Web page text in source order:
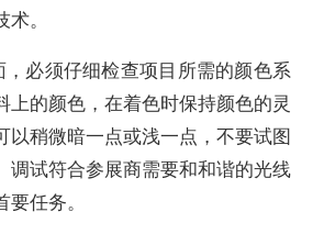
。
必须仔细检查项目所需的颜色系
上的颜色，在着色时保持颜色的灵
以稍微暗一点或浅一点，不要试图
调试符合参展商需要和和谐的光线
任务。